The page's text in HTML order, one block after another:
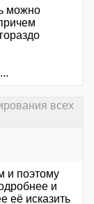
можно
всех
и поэтому
и
её исказить